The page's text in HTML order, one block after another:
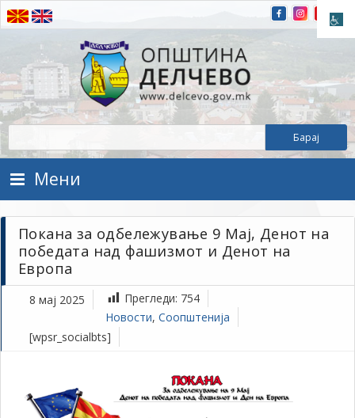
Прескокнете на содржината
Општина Делчево
Општина Делчево
Мени
Покана за одбележување 9 Мај, Денот на
победата над фашизмот и Денот на
Европа
8 мај 2025 Прегледи: 754
Новости, Соопштенија
[wpsr_socialbts]